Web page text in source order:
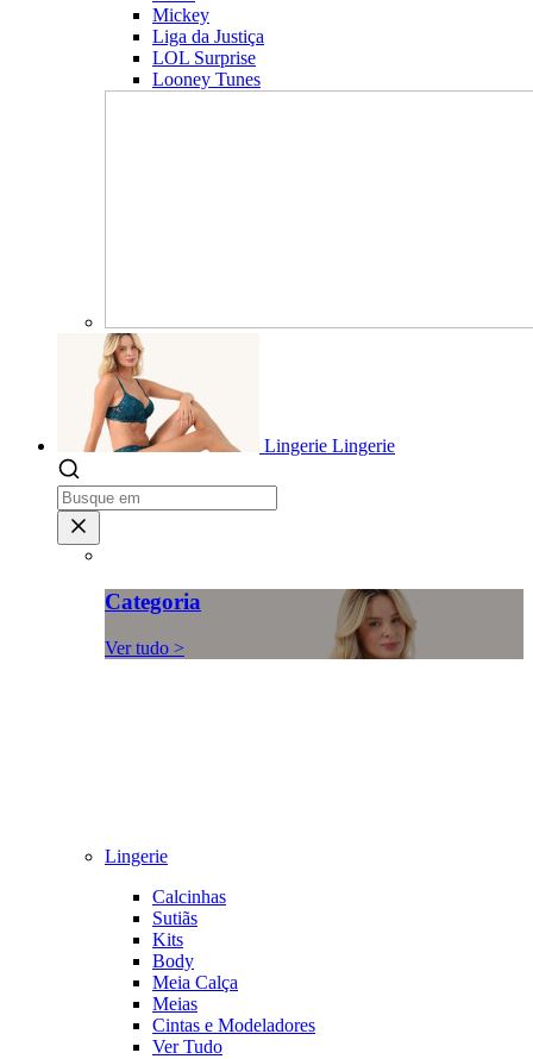
Mickey
Liga da Justiça
LOL Surprise
Looney Tunes
Lingerie Lingerie
Categoria
Ver tudo >
Lingerie
Calcinhas
Sutiãs
Kits
Body
Meia Calça
Meias
Cintas e Modeladores
Ver Tudo